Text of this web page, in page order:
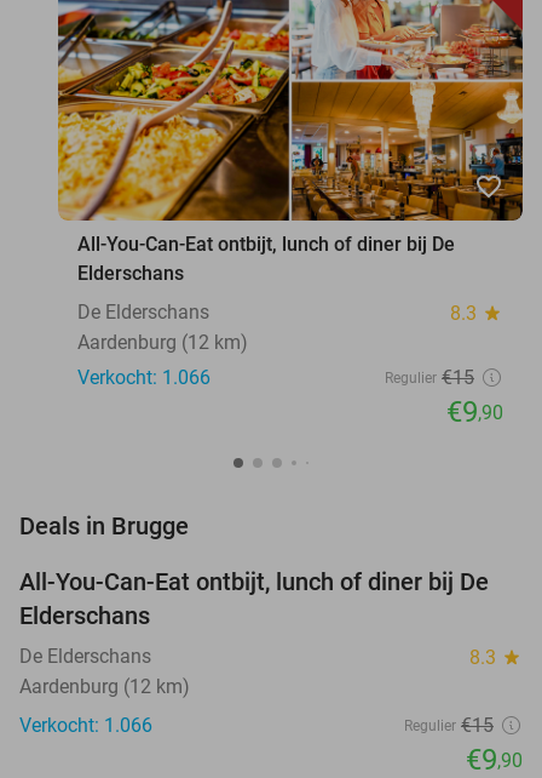
favorite_border
All-You-Can-Eat ontbijt, lunch of diner bij De
Elderschans
De Elderschans
8.3 star
Aardenburg (12 km)
Verkocht: 1.066
Regulier €15
€9,90
Deals in Brugge
34%
All-You-Can-Eat ontbijt, lunch of diner bij De
Elderschans
De Elderschans 8.3 star
Aardenburg (12 km)
Verkocht: 1.066
Regulier €15
€9,90